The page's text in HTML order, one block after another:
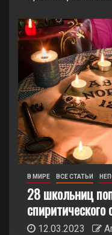
В МИРЕ ВСЕ СТАТЬИ
28 школьниц
12.03.2023